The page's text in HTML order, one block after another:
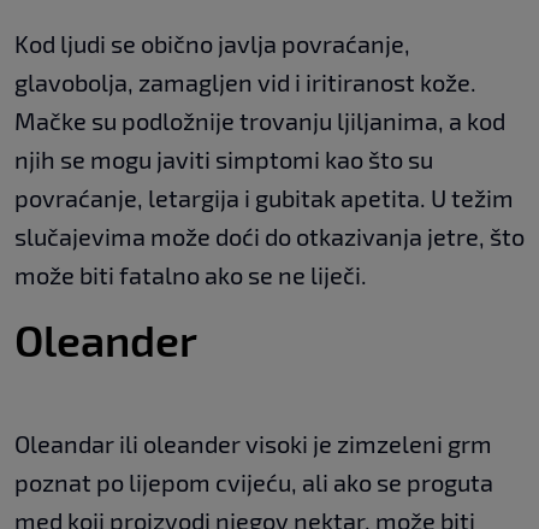
Kod ljudi se obično javlja povraćanje,
glavobolja, zamagljen vid i iritiranost kože.
Mačke su podložnije trovanju ljiljanima, a kod
njih se mogu javiti simptomi kao što su
povraćanje, letargija i gubitak apetita. U težim
slučajevima može doći do otkazivanja jetre, što
može biti fatalno ako se ne liječi.
Oleander
Oleandar ili oleander visoki je zimzeleni grm
poznat po lijepom cvijeću, ali ako se proguta
med koji proizvodi njegov nektar, može biti